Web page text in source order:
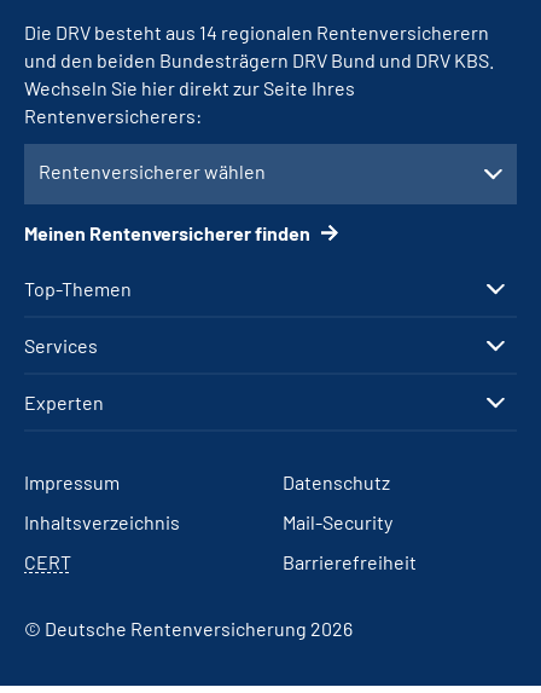
Top-Themen
Services
Experten
Die DRV besteht aus 14 regionalen Rentenversicherern
und den beiden Bundesträgern DRV Bund und DRV KBS.
Wechseln Sie hier direkt zur Seite Ihres
Rentenversicherers:
Rentenversicherer wählen
Meinen Rentenversicherer finden
Impressum
Datenschutz
Inhaltsverzeichnis
Mail-Security
CERT
Barrierefreiheit
© Deutsche Rentenversicherung 2026